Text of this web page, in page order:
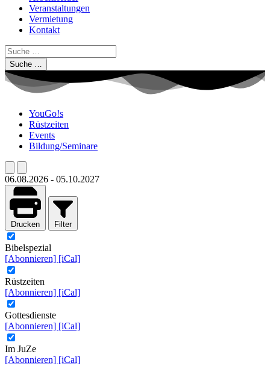
Veranstaltungen
Vermietung
Kontakt
Suche …
YouGo!s
Rüstzeiten
Events
Bildung/Seminare
06.08.2026 - 05.10.2027
Drucken Filter
Bibelspezial
[Abonnieren] [iCal]
Rüstzeiten
[Abonnieren] [iCal]
Gottesdienste
[Abonnieren] [iCal]
Im JuZe
[Abonnieren] [iCal]